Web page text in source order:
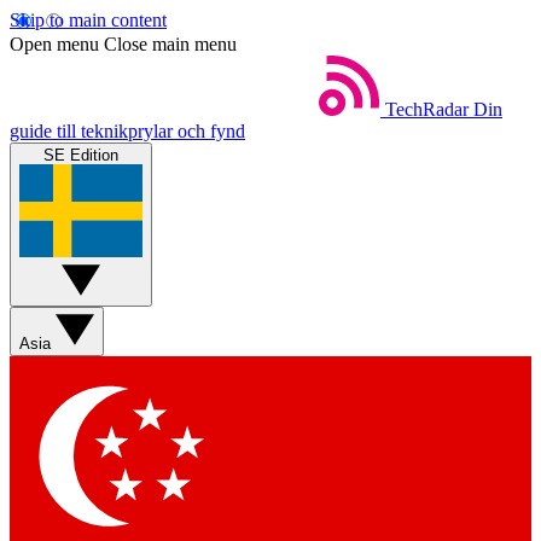
Skip to main content
Open menu Close main menu
TechRadar Din
guide till teknikprylar och fynd
SE Edition
Asia